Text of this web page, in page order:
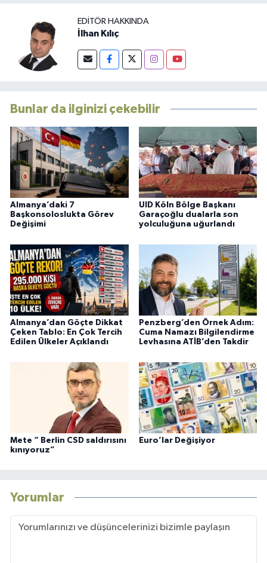
EDITÖR HAKKINDA
İlhan Kılıç
Bunlar da ilginizi çekebilir
Almanya’daki 7
Başkonsoloslukta Görev
Değişimi
UID Köln Bölge Başkanı
Garaçoğlu dualarla son
yolculuğuna uğurlandı
Almanya’dan Göçte Dikkat
Çeken Tablo: En Çok Tercih
Edilen Ülkeler Açıklandı
Penzberg’den Örnek Adım:
Cuma Namazı Bilgilendirme
Levhasına ATİB’den Takdir
Mete “ Berlin CSD saldırısını
kınıyoruz”
Euro’lar Değişiyor
Yorumlar